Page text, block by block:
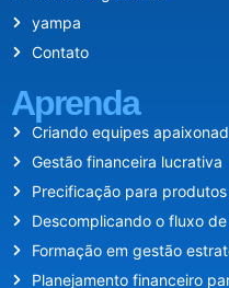
yampa
Contato
Aprenda
Criando equipes
Gestão financeira lucrativa
Precificação para
Descomplicando o fluxo
Formação em gestão
Planejamento financeiro